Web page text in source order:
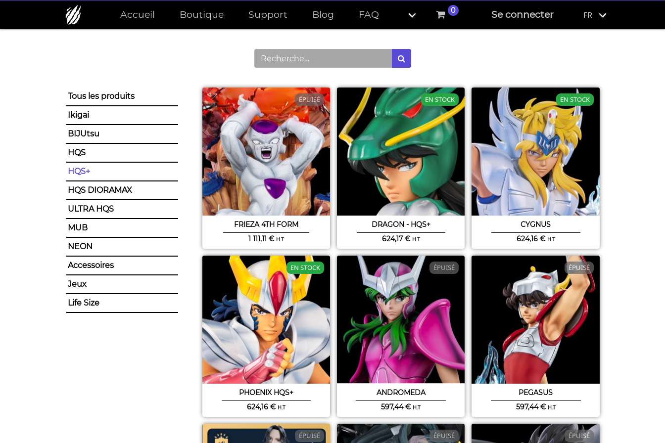
Accueil Boutique Support Blog FAQ 0 Se connecter FR
Tous les produits
Ikigai
BIJUtsu
HQS
HQS+
HQS DIORAMAX
ULTRA HQS
MUB
NEON
Accessoires
Jeux
Life Size
ÉPUISÉ
FRIEZA 4TH FORM
1 111,11 € H.T
EN STOCK
DRAGON - HQS+
624,17€ H.T
EN STOCK
CYGNUS
624,16€ H.T
EN STOCK
PHOENIX HQS+
624,16 € H.T
ÉPUISÉ
ANDROMEDA
597,44€ H.T
ÉPUISÉ
PEGASUS
597,44€ H.T
ÉPUISÉ ÉPUISÉ ÉPUISÉ